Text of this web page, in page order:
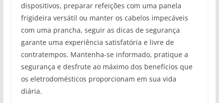
dispositivos, preparar refeições com uma panela
frigideira versátil ou manter os cabelos impecáveis
com uma prancha, seguir as dicas de segurança
garante uma experiência satisfatória e livre de
contratempos. Mantenha-se informado, pratique a
segurança e desfrute ao máximo dos benefícios que
os eletrodomésticos proporcionam em sua vida
diária.